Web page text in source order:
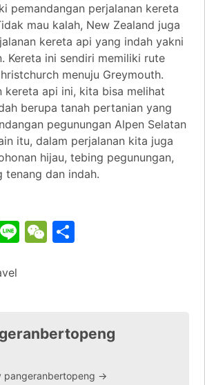
pemandangan perjalanan kereta
mau kalah, New Zealand juga
kereta api yang indah yakni
Kereta ini sendiri memiliki rute
menuju Greymouth.
kereta api ini, kita bisa melihat
berupa tanah pertanian yang
pegunungan Alpen Selatan
itu, dalam perjalanan kita juga
hijau, tebing pegunungan,
tenang dan indah.
LineWeChat
pangeranbertopeng →